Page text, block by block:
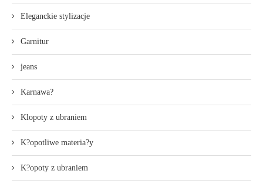
Eleganckie stylizacje
Garnitur
jeans
Karnawa?
Klopoty z ubraniem
K?opotliwe materia?y
K?opoty z ubraniem